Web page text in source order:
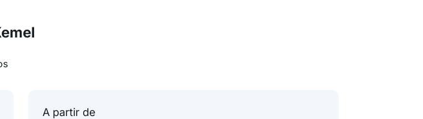
A partir de